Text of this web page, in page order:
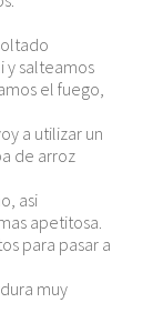
y salteamos
el fuego,
a utilizar un
de arroz
asi
apetitosa.
para pasar a
muy